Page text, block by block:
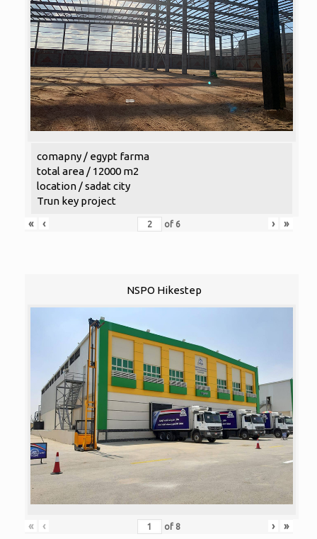
comapny / egypt farma
total area / 12000 m2
location / sadat city
Trun key project
«
‹ of 6 › »
NSPO Hikestep
« ‹ of 8 › »